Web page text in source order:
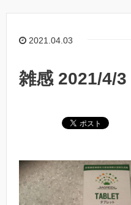
2021.04.03
雑感 2021/4/3